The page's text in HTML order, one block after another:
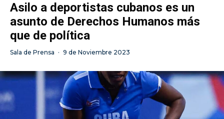
Asilo a deportistas cubanos es un
asunto de Derechos Humanos más
que de política
Sala de Prensa · 9 de Noviembre 2023